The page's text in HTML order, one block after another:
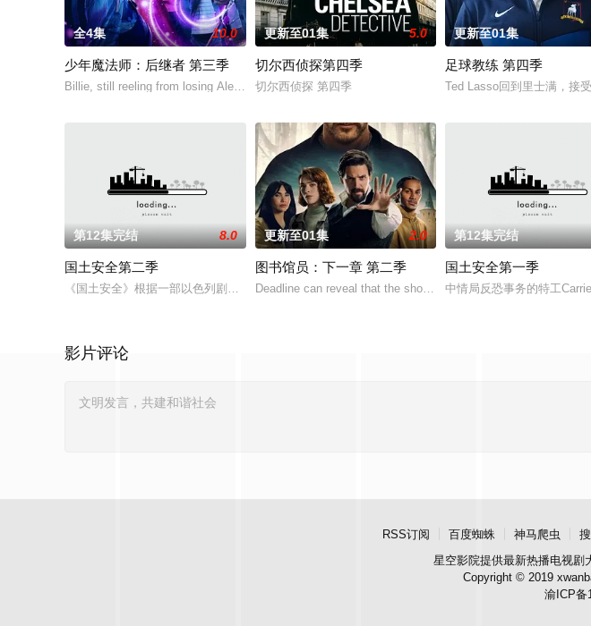
全4集 10.0
少年魔法师：后继者 第三季
Billie, still reeling from losing Alex at the end of Season 2, discovers that
更新至01集 5.0
切尔西侦探第四季
切尔西侦探 第四季
更新至01集
足球教练 第四季
Ted Lasso回到里士满，接
第12集完结 8.0
国土安全第二季
《国土安全》根据一部以色列剧集改编，是一部带有心理惊悚味道的悬疑剧，由《24小时》制作人
更新至01集 2.0
图书馆员：下一章 第二季
Deadline can reveal that the show has also been handed a two-
第12集完结
国土安全第一季
中情局反恐事务的特工
影片评论
RSS订阅 百度蜘蛛 神马爬虫
星空影院提供最新热播电视剧
Copyright © 2019
渝ICP备